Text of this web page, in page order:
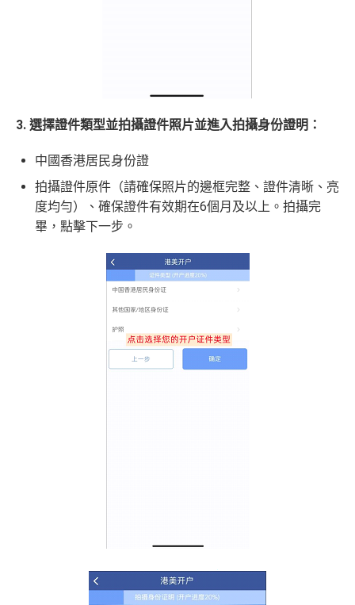
3. 選擇證件類型並拍攝證件照片並進入拍攝身份證明：
中國香港居民身份證
拍攝證件原件（請確保照片的邊框完整、證件清晰、亮
度均勻）、確保證件有效期在6個月及以上。拍攝完
畢，點擊下一步。